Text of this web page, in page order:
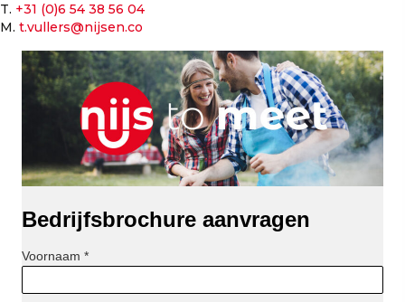
T. +31 (0)6 54 38 56 04
M. t.vullers@nijsen.co